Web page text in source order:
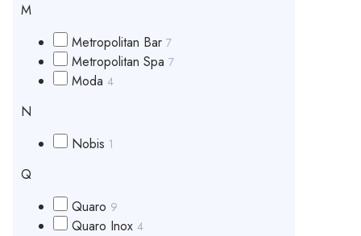
M
Metropolitan Bar 7
Metropolitan Spa 7
Moda 4
N
Nobis 1
Q
Quaro 9
Quaro Inox 4